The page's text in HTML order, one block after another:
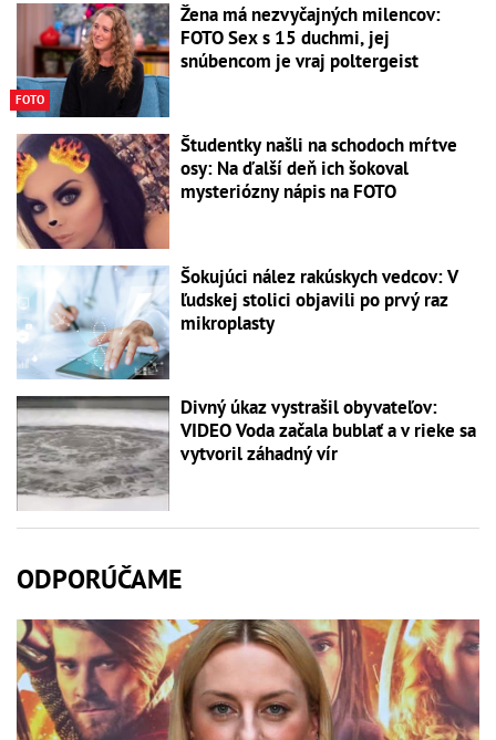
FOTO
Žena má nezvyčajných milencov:
FOTO Sex s 15 duchmi, jej
snúbencom je vraj poltergeist
Študentky našli na schodoch mŕtve
osy: Na ďalší deň ich šokoval
mysteriózny nápis na FOTO
Šokujúci nález rakúskych vedcov: V
ľudskej stolici objavili po prvý raz
mikroplasty
Divný úkaz vystrašil obyvateľov:
VIDEO Voda začala bublať a v rieke sa
vytvoril záhadný vír
ODPORÚČAME